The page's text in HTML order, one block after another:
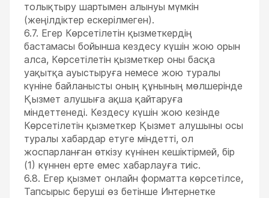
толықтыру шартымен алынуы мүмкін
(жеңілдіктер ескерілмеген).
6.7. Егер Көрсетілетін қызметкердің
бастамасы бойынша кездесу күшін жою орын
алса, Көрсетілетін қызметкер оны басқа
уақытқа ауыстыруға немесе жою туралы
күніне байланысты оның құнының мөлшерінде
Қызмет алушыға ақша қайтаруға
міндеттенеді. Кездесу күшін жою кезінде
Көрсетілетін қызметкер Қызмет алушыны осы
туралы хабардар етуге міндетті, ол
жоспарланған өткізу күнінен кешіктірмей, бір
(1) күннен ерте емес хабарлауға тиіс.
6.8. Егер қызмет онлайн форматта көрсетілсе,
Тапсырыс беруші өз бетінше Интернетке